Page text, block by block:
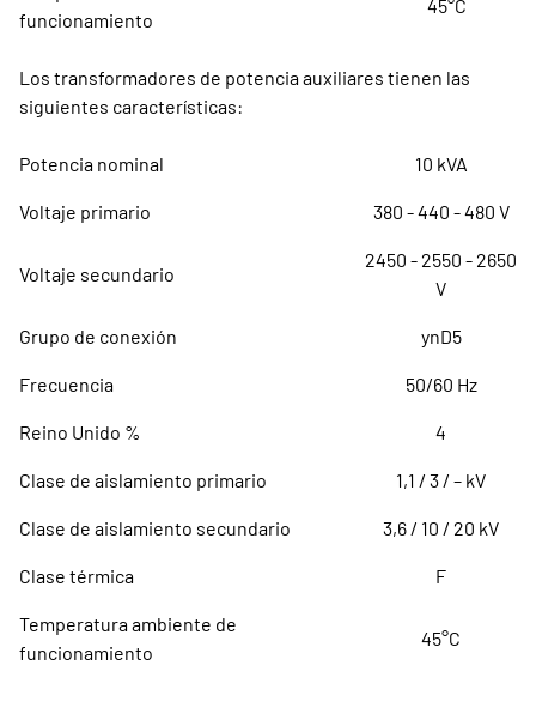
funcionamiento
45°C
Los transformadores de potencia auxiliares tienen las
siguientes características:
Potencia nominal 10 kVA
Voltaje primario 380 - 440 - 480 V
Voltaje secundario
2450 - 2550 - 2650
V
Grupo de conexión ynD5
Frecuencia 50/60 Hz
Reino Unido % 4
Clase de aislamiento primario 1,1 / 3 / – kV
Clase de aislamiento secundario 3,6 / 10 / 20 kV
Clase térmica F
Temperatura ambiente de
funcionamiento
45°C